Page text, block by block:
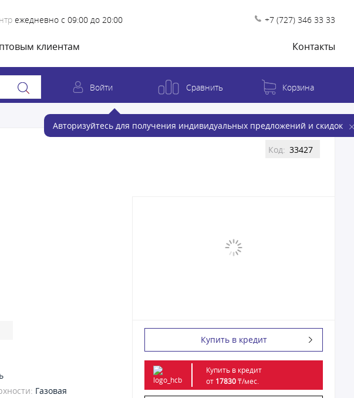
ежедневно с 09:00 до 20:00 +7 (727) 346 33 33
клиентам Контакты
Войти
Авторизуйтесь для получения индивидуальных предложений и скидок
Сравнить Корзина
Код: 33427
Газовая
Купить в кредит
Купить в кредит
от 17830₸/мес.